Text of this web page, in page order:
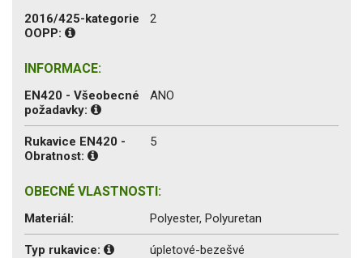
2016/425-kategorie
OOPP:
2
INFORMACE:
EN420 - Všeobecné
požadavky:
ANO
Rukavice EN420 -
Obratnost:
5
OBECNÉ VLASTNOSTI:
Materiál: Polyester, Polyuretan
Typ rukavice: úpletové-bezešvé